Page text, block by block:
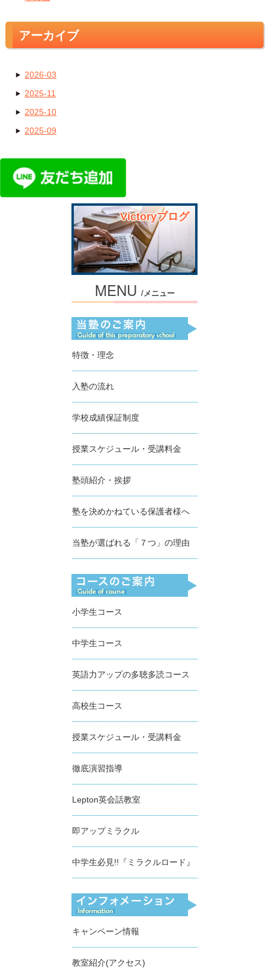
アーカイブ
2026-03
2025-11
2025-10
2025-09
Victoryブログ
MENU /メニュー
特徴・理念
入塾の流れ
学校成績保証制度
授業スケジュール・受講料金
塾頭紹介・挨拶
塾を決めかねている保護者様へ
当塾が選ばれる「７つ」の理由
小学生コース
中学生コース
英語力アップの多聴多読コース
高校生コース
授業スケジュール・受講料金
徹底演習指導
Lepton英会話教室
即アップミラクル
中学生必見!!『ミラクルロード』
キャンペーン情報
教室紹介(アクセス)